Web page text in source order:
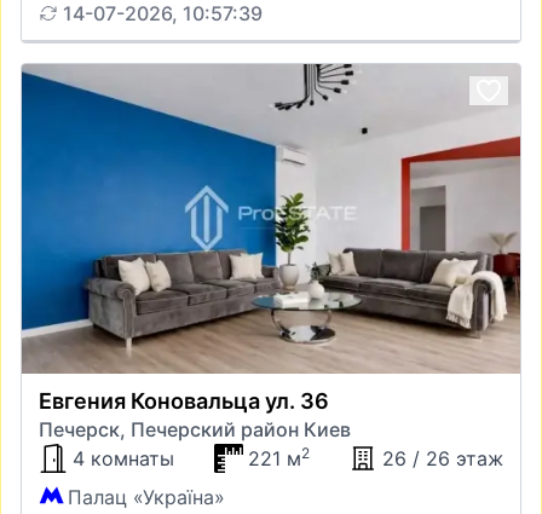
14-07-2026, 10:57:39
Евгения Коновальца ул. 36
Печерск, Печерский район Киев
4 комнаты
221 м2
26 / 26 этаж
Палац «Україна»